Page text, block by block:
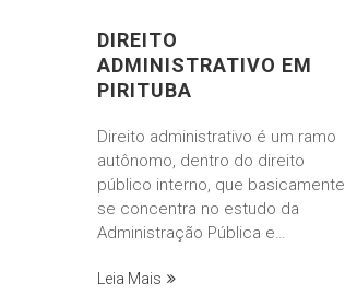
DIREITO
ADMINISTRATIVO EM
PIRITUBA
Direito administrativo é um ramo
autônomo, dentro do direito
público interno, que basicamente
se concentra no estudo da
Administração Pública e…
Leia Mais